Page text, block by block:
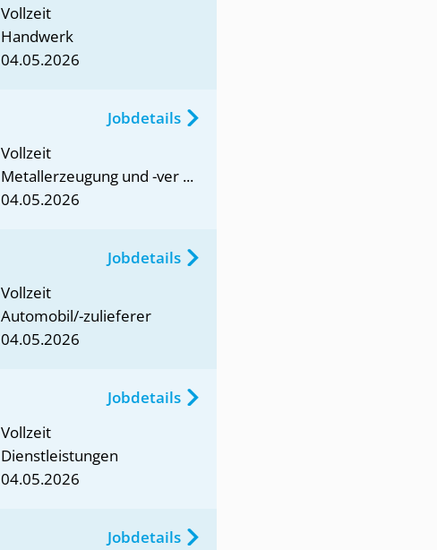
Vollzeit
Handwerk
04.05.2026
Vollzeit
Metallerzeugung und -ver ...
04.05.2026
Jobdetails
Vollzeit
Automobil/-zulieferer
04.05.2026
Jobdetails
Vollzeit
Dienstleistungen
04.05.2026
Jobdetails
Jobdetails